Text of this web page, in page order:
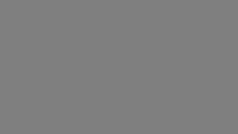
vient nous parler de
p